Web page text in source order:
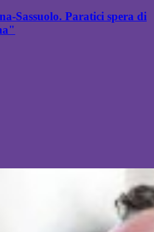
Sassuolo. Paratici spera di